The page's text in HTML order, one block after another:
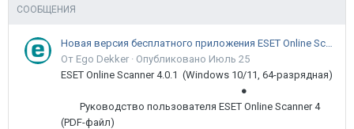
СООБЩЕНИЯ
Новая версия бесплатного приложения ESET Online Scanner доступна пользователям
От Ego Dekker · Опубликовано Июль 25
ESET Online Scanner 4.0.1 (Windows 10/11, 64-разрядная)
●
Руководство пользователя ESET Online Scanner 4
(PDF-файл)